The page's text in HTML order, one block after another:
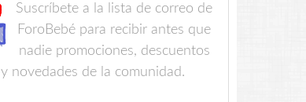
Suscríbete a la lista de correo de
ForoBebé para recibir antes que
nadie promociones, descuentos
y novedades de la comunidad.